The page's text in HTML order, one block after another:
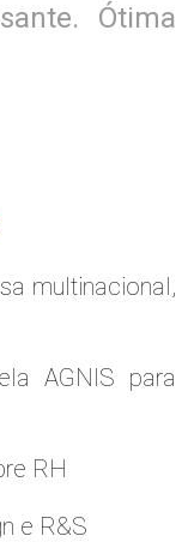
Ótima
multinacional,
AGNIS para
RH
e R&S